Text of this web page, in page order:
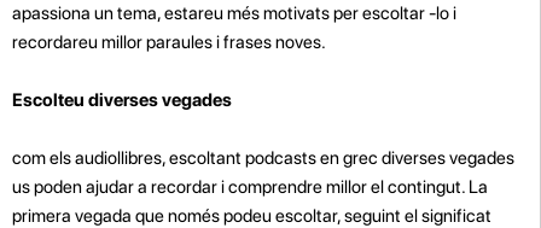
apassiona un tema, estareu més motivats per escoltar -lo i
recordareu millor paraules i frases noves.
Escolteu diverses vegades
com els audiollibres, escoltant podcasts en grec diverses vegades
us poden ajudar a recordar i comprendre millor el contingut. La
primera vegada que només podeu escoltar, seguint el significat